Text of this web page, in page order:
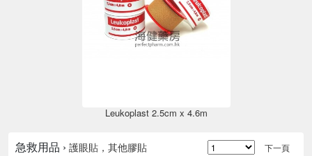
Leukoplast 2.5cm x 4.6m
急救用品 › 護眼貼，其他膠貼 下一頁